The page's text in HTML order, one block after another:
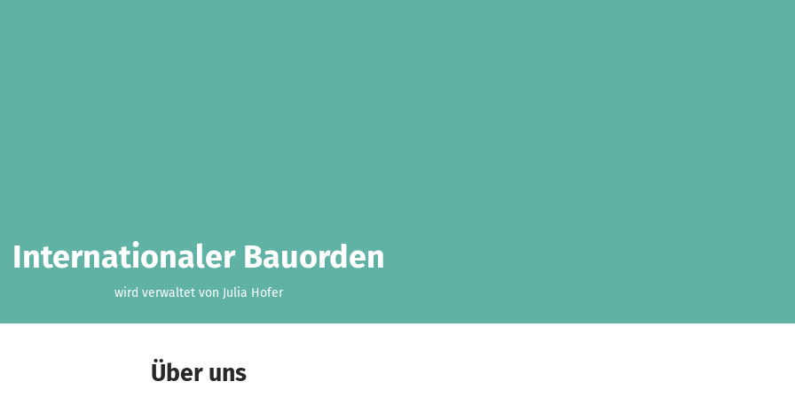
Internationaler Bauorden
wird verwaltet von Julia Hofer
Über uns